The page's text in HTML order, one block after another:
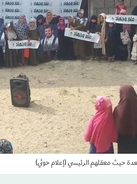
صعدة حيث معقلهم الرئيسي (إعلام حوثي)